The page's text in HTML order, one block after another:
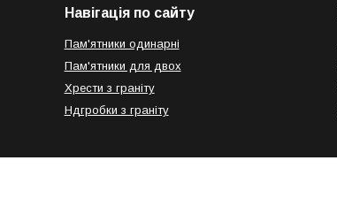
Навігація по сайту
Пам'ятники одинарні
Пам'ятники для двох
Хрести з граніту
Ндгробки з граніту